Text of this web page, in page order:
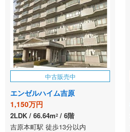
中古販売中
エンゼルハイム吉原
1,150万円
2LDK 66.64m2
6階
吉原本町駅 徒歩13分以内